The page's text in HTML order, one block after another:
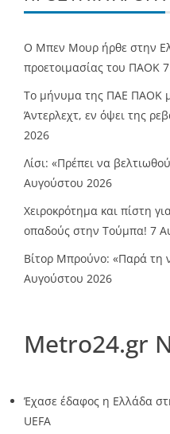
O Mπεν Μουρ ήρθε στην
προετοιμασίας του ΠΑΟΚ
Το μήνυμα της ΠΑΕ ΠΑΟΚ
Άντερλεχτ, εν όψει της
2026
Λίσι: «Πρέπει να
Αυγούστου 2026
Χειροκρότημα και πίστη
οπαδούς στην Τούμπα! 7
Βίτορ Μπρούνο: «Παρά τη
Αυγούστου 2026
Metro24.gr
Έχασε έδαφος η Ελλάδα
UEFA